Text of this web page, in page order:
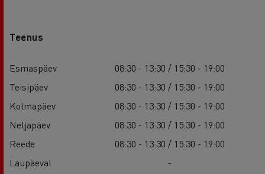
Teenus
Esmaspäev
08:30 - 13:30 / 15:30 - 19:00
Teisipäev
08:30 - 13:30 / 15:30 - 19:00
Kolmapäev
08:30 - 13:30 / 15:30 - 19:00
Neljapäev
08:30 - 13:30 / 15:30 - 19:00
Reede
08:30 - 13:30 / 15:30 - 19:00
Laupäeval
-